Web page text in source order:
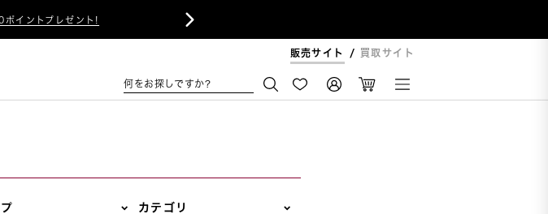
イントプレゼント! 
販売サイト 買取サイト
何をお探しですか?
カテゴリ